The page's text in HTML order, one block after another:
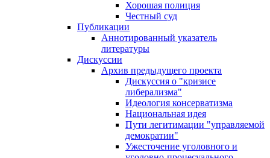
Хорошая полиция
Честный суд
Публикации
Аннотированный указатель
литературы
Дискуссии
Архив предыдущего проекта
Дискуссия о "кризисе
либерализма"
Идеология консерватизма
Национальная идея
Пути легитимации "управляемой
демократии"
Ужесточение уголовного и